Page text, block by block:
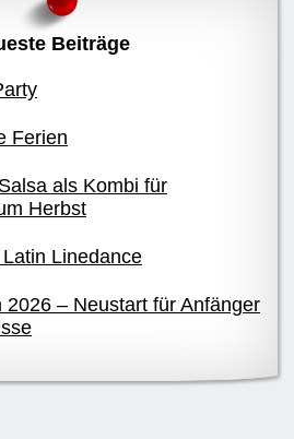
Beiträge
Ferien
als Kombi für
Herbst
Linedance
2026 – Neustart für Anfänger